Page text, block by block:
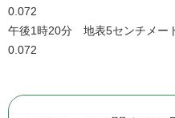
0.072
午後1時20分 地表5センチメー
0.072